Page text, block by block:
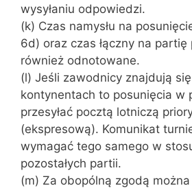
wysyłaniu odpowiedzi.
(k) Czas namysłu na
6d) oraz czas łączny na
również odnotowane.
(l) Jeśli zawodnicy znajdują
kontynentach to posunięcia w
przesyłać pocztą lotniczą
(ekspresową). Komunikat
wymagać tego samego w
pozostałych partii.
(m) Za obopólną zgodą można